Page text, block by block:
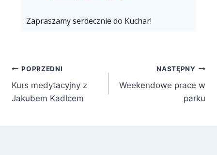
Zapraszamy serdecznie do Kuchar!
POPRZEDNI
Kurs medytacyjny z
Jakubem Kadlcem
NASTĘPNY
Weekendowe prace w
parku